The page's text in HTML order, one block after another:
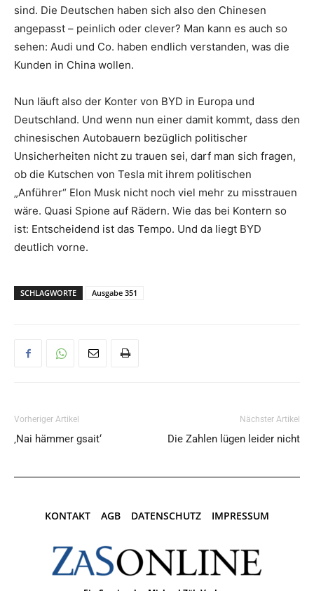
sind. Die Deutschen haben sich also den Chinesen
angepasst – peinlich oder clever? Man kann es auch so
sehen: Audi und Co. haben endlich verstanden, was die
Kunden in China wollen.
Nun läuft also der Konter von BYD in Europa und
Deutschland. Und wenn nun einer damit kommt, dass den
chinesischen Autobauern bezüglich politischer
Unsicherheiten nicht zu trauen sei, darf man sich fragen,
ob die Kutschen von Tesla mit ihrem politischen
„Anführer“ Elon Musk nicht noch viel mehr zu misstrauen
wäre. Quasi Spione auf Rädern. Wie das bei Kontern so
ist: Entscheidend ist das Tempo. Und da liegt BYD
deutlich vorne.
SCHLAGWORTE Ausgabe 351
Vorheriger Artikel
‚Nai hämmer gsait‘
Nächster Artikel
Die Zahlen lügen leider nicht
KONTAKT AGB DATENSCHUTZ IMPRESSUM